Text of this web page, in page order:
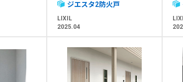
ジエスタ2防火戸
LIXIL
2025.04